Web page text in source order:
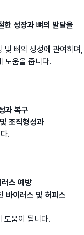
한 성장과 뼈의 발달을
및 뼈의 생성에 관여하며,
도움을 줍니다.
과 복구
조직형성과
.
스 예방
바이러스 및 허피스
도움이 됩니다.